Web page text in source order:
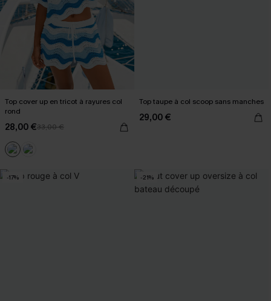
Top cover up en tricot à rayures col
rond
28,00 €33,00 €
Top taupe à col scoop sans manches
29,00 €
-17% -21%